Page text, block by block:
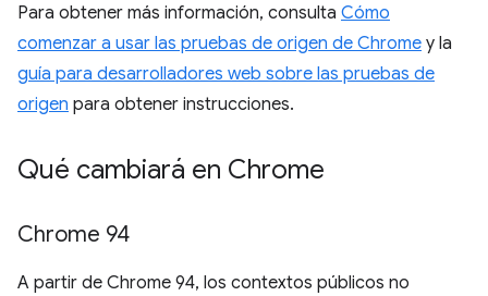
Para obtener más información, consulta Cómo
comenzar a usar las pruebas de origen de Chrome y la
guía para desarrolladores web sobre las pruebas de
origen para obtener instrucciones.
Qué cambiará en Chrome
Chrome 94
A partir de Chrome 94, los contextos públicos no